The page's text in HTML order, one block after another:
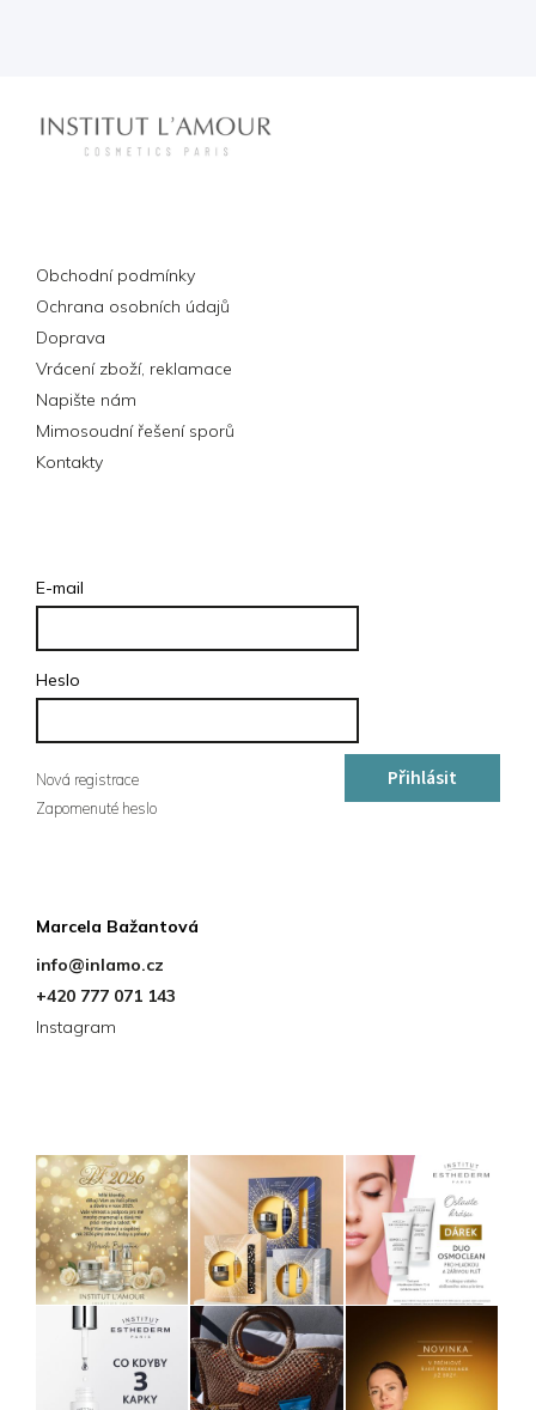
Obchodní podmínky
Ochrana osobních údajů
Doprava
Vrácení zboží, reklamace
Napište nám
Mimosoudní řešení sporů
Kontakty
E-mail
Heslo
Přihlásit
Nová registrace
Zapomenuté heslo
Marcela Bažantová
info@inlamo.cz
+420 777 071 143
Instagram